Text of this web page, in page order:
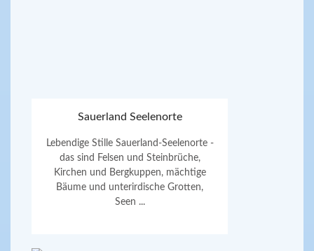
Sauerland Seelenorte
Lebendige Stille Sauerland-Seelenorte -
das sind Felsen und Steinbrüche,
Kirchen und Bergkuppen, mächtige
Bäume und unterirdische Grotten,
Seen ...